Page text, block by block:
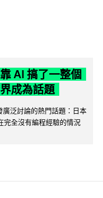
AI 搞了一整個
成為話題
泛討論的熱門話題：日本
完全沒有編程經驗的情況